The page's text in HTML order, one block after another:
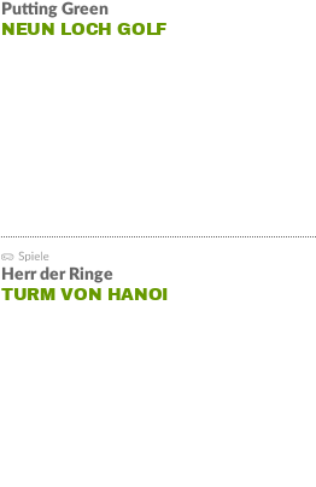
Putting Green
NEUN LOCH GOLF
Herr der Ringe
TURM VON HANOI